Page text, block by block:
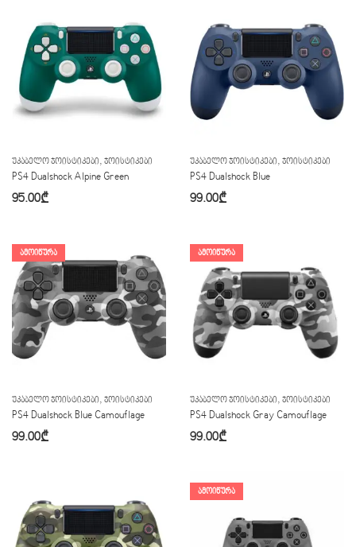
ᲣᲙᲐᲑᲔᲚᲝ ᲯᲝᲘᲡᲢᲘᲙᲔᲑᲘ, ᲯᲝᲘᲡᲢᲘᲙᲔᲑᲘ
PS4 Dualshock Alpine Green
95.00₾
ᲣᲙᲐᲑᲔᲚᲝ ᲯᲝᲘᲡᲢᲘᲙᲔᲑᲘ, ᲯᲝᲘᲡᲢᲘᲙᲔᲑᲘ
PS4 Dualshock Blue
99.00₾
ᲐᲛᲝᲘᲬᲣᲠᲐ
ᲣᲙᲐᲑᲔᲚᲝ ᲯᲝᲘᲡᲢᲘᲙᲔᲑᲘ, ᲯᲝᲘᲡᲢᲘᲙᲔᲑᲘ
PS4 Dualshock Blue Camouflage
99.00₾
ᲐᲛᲝᲘᲬᲣᲠᲐ
ᲣᲙᲐᲑᲔᲚᲝ ᲯᲝᲘᲡᲢᲘᲙᲔᲑᲘ, ᲯᲝᲘᲡᲢᲘᲙᲔᲑᲘ
PS4 Dualshock Gray Camouflage
99.00₾
ᲐᲛᲝᲘᲬᲣᲠᲐ